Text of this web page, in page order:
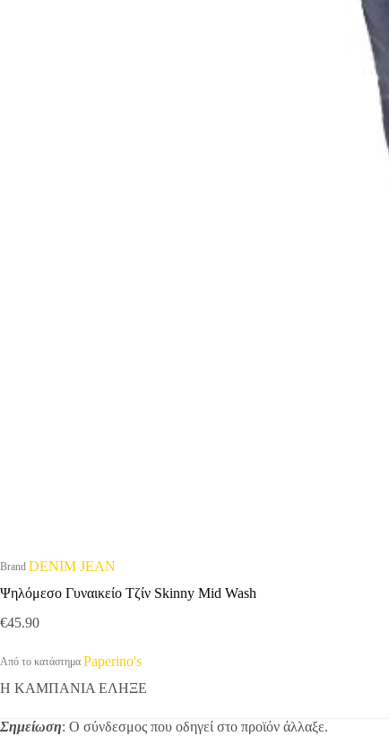
Brand DENIM JEAN
Ψηλόμεσο Γυναικείο Τζίν Skinny Mid Wash
€45.90
Από το κατάστημα Paperino's
Η ΚΑΜΠΑΝΙΑ ΕΛΗΞΕ
Σημείωση: Ο σύνδεσμος που οδηγεί στο προϊόν άλλαξε.